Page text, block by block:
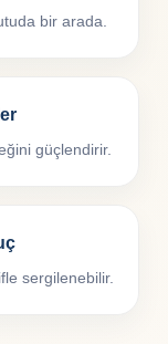
bir arada.
güçlendirir.
sergilenebilir.